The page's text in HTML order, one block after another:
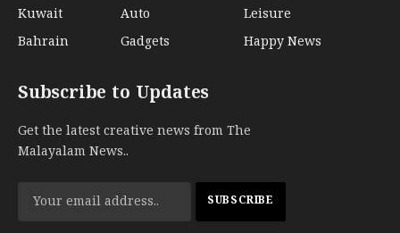
Kuwait
Bahrain
Auto
Gadgets
Leisure
Happy News
Subscribe to Updates
Get the latest creative news from The
Malayalam News..